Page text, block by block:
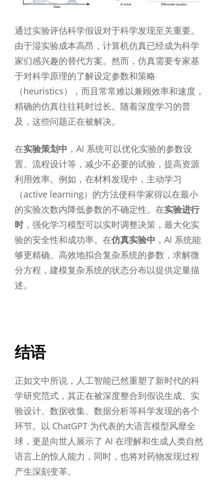
通过实验评估科学假设对于科学发现至关重要。
由于湿实验成本高昂，计算机仿真已经成为科学
家们感兴趣的替代方案。然而，仿真需要专家基
于对科学原理的了解设定参数和策略
（heuristics），而且常常难以兼顾效率和速度，
精确的仿真往往耗时过长。随着深度学习的普
及，这些问题正在被解决。
在实验策划中 ，AI 系统可以优化实验的参数设
置、流程设计等，减少不必要的试验，提高资源
利用效率。例如，在材料发现中，主动学习
（active learning）的方法使科学家得以在最小
的实验次数内降低参数的不确定性。在实验进行
时，强化学习模型可以实时调整决策，最大化实
验的安全性和成功率。在仿真实验中 ，AI 系统能
够更精确、高效地拟合复杂系统的参数，求解微
分方程，建模复杂系统的状态分布以提供定量描
述。
结语
正如文中所说，人工智能已然重塑了新时代的科
学研究范式，其正在被深度整合到假说生成、实
验设计、数据收集、数据分析等科学发现的各个
环节。以 ChatGPT 为代表的大语言模型风靡全
球，更是向世人展示了 AI 在理解和生成人类自然
语言上的惊人能力，同时，也将对药物发现过程
产生深刻变革。